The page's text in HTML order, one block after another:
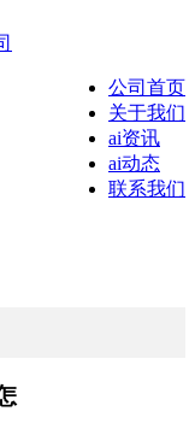
公司首页
关于我们
ai资讯
ai动态
联系我们